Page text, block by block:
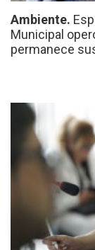
Ambiente.
Municipal
permanece